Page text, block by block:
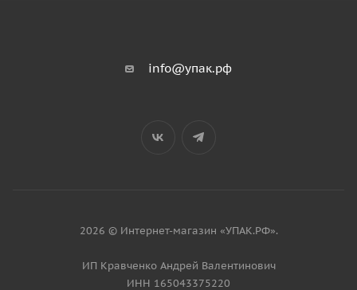
info@упак.рф
2026 © Интернет-магазин «УПАК.РФ».
ИП Кравченко Андрей Валентинович
ИНН 165043375220